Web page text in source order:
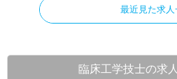
最近見た求人
臨床工学技士の求